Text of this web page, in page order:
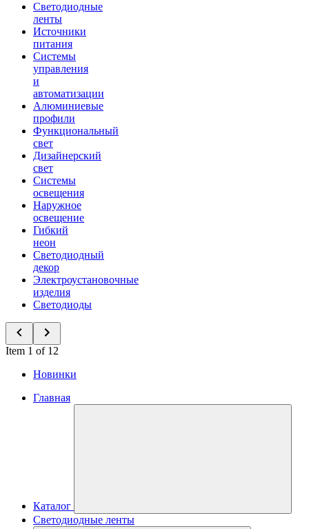
Светодиодные
ленты
Источники
питания
Системы
управления
и
автоматизации
Алюминиевые
профили
Функциональный
свет
Дизайнерский
свет
Системы
освещения
Наружное
освещение
Гибкий
неон
Светодиодный
декор
Электроустановочные
изделия
Светодиоды
Item 1 of 12
Новинки
Главная
Каталог
Светодиодные ленты